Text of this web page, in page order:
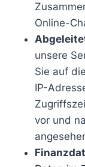
Online-
unsere
Sie auf
IP-
vor und